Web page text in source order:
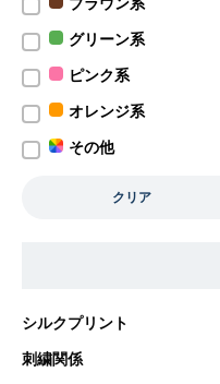
グリーン系
ピンク系
オレンジ系
その他
クリア
シルクプリント
刺繍関係